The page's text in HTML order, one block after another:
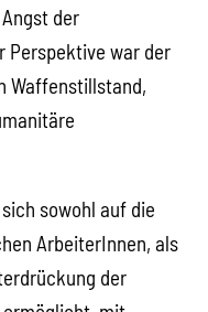
der
Perspektive war der
Waffenstillstand,
sowohl auf die
ArbeiterInnen, als
der